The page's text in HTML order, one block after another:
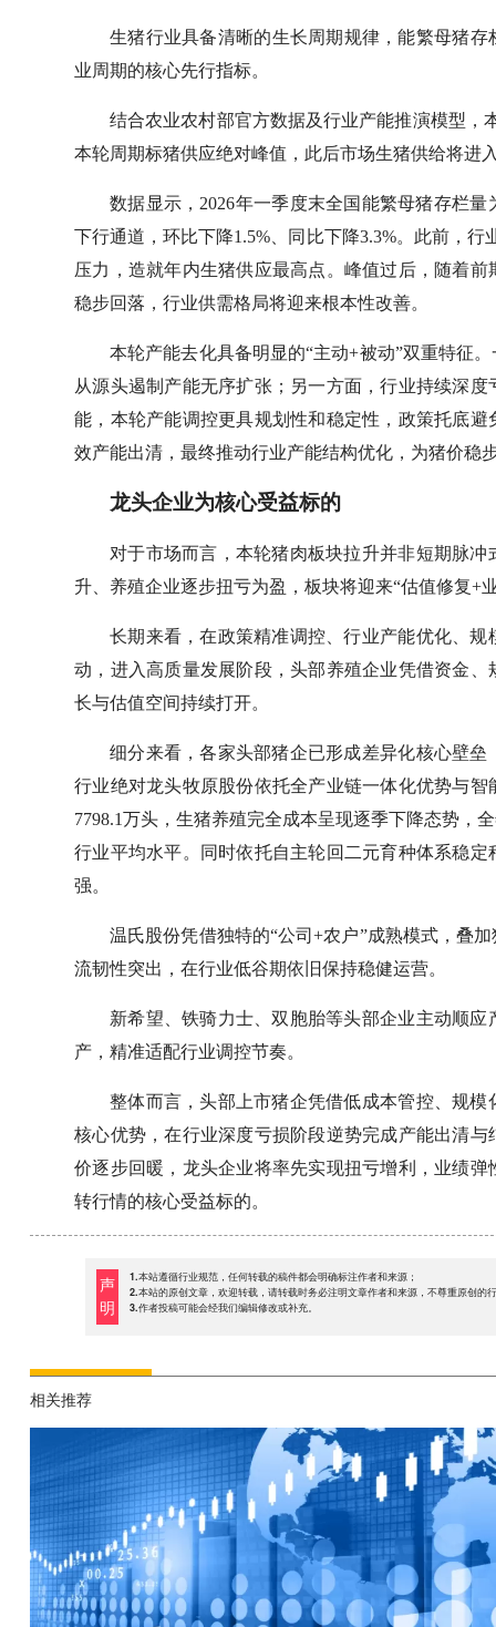
生猪行业具备清晰的生长周期规律，能繁母猪
业周期的核心先行指标。
结合农业农村部官方数据及行业产能推演模型，
本轮周期标猪供应绝对峰值，此后市场生猪供给将进
数据显示，2026年一季度末全国能繁母猪存栏
下行通道，环比下降1.5%、同比下降3.3%。此前，
压力，造就年内生猪供应最高点。峰值过后，随着
稳步回落，行业供需格局将迎来根本性改善。
本轮产能去化具备明显的“主动+被动”双重特征
从源头遏制产能无序扩张；另一方面，行业持续深
能，本轮产能调控更具规划性和稳定性，政策托底
效产能出清，最终推动行业产能结构优化，为猪价稳
龙头企业为核心受益标的
对于市场而言，本轮猪肉板块拉升并非短期脉
升、养殖企业逐步扭亏为盈，板块将迎来“估值修复+
长期来看，在政策精准调控、行业产能优化、
动，进入高质量发展阶段，头部养殖企业凭借资金
长与估值空间持续打开。
细分来看，各家头部猪企已形成差异化核心壁
行业绝对龙头牧原股份依托全产业链一体化优势与
7798.1万头，生猪养殖完全成本呈现逐季下降态势，
行业平均水平。同时依托自主轮回二元育种体系稳
强。
温氏股份凭借独特的“公司+农户”成熟模式，叠
流韧性突出，在行业低谷期依旧保持稳健运营。
新希望、铁骑力士、双胞胎等头部企业主动顺
产，精准适配行业调控节奏。
整体而言，头部上市猪企凭借低成本管控、规
核心优势，在行业深度亏损阶段逆势完成产能出清
价逐步回暖，龙头企业将率先实现扭亏增利，业绩
转行情的核心受益标的。
声
明
1.本站遵循行业规范，任何转载的稿件都会明确标注作者和来源；
2.本站的原创文章，欢迎转载，请转载时务必注明文章作者和来源，不尊重原创的
3.作者投稿可能会经我们编辑修改或补充。
相关推荐